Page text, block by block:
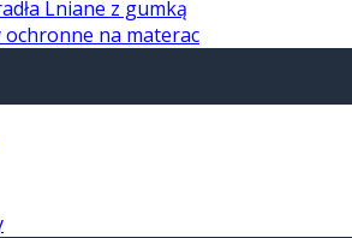
Lniane z gumką
ochronne na materac